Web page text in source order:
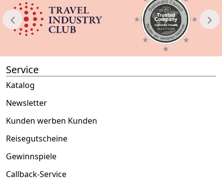
Service
Katalog
Newsletter
Kunden werben Kunden
Reisegutscheine
Gewinnspiele
Callback-Service